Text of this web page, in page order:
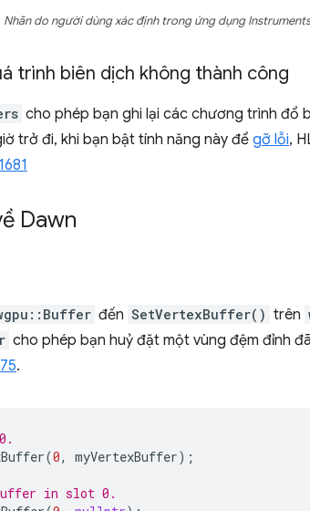
Nhãn do người dùng xác định trong ứng dụng
trình biên dịch không thành công
cho phép bạn ghi lại các chương trình đổ
trở đi, khi bạn bật tính năng này để gỡ lỗi,
Dawn
đến SetVertexBuffer() trên
cho phép bạn huỷ đặt một vùng đệm đỉnh
.
(0, myVertexBuffer);
in slot 0.